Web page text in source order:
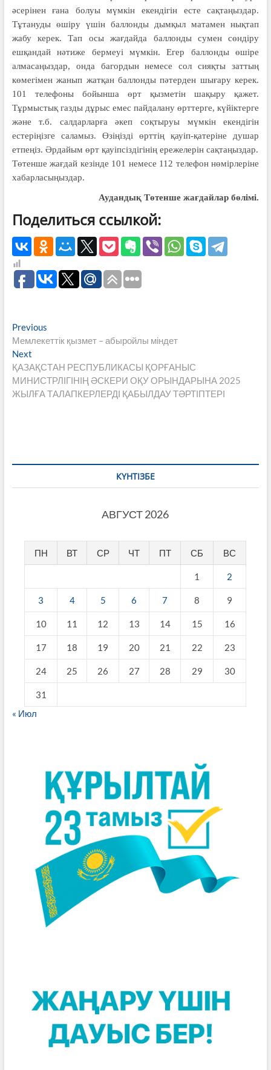
әсерінен ғана болуы мүмкін екендігін есте сақта­ңыздар.
Тұтануды өшіру үшін баллонды дымқыл матамен нықтап
жабу керек. Тап осы жағдайда баллонды сумен сөндіру
ешқандай нәтиже бермеуі мүмкін. Егер баллонды өшіре
алмасаңыздар, онда багордын немесе сол сияқты заттың
көмегімен жанып жатқан баллонды пәтерден шығару керек.
101 телефоны бойынша өрт қызметін шақыру қажет.
Тұрмыстық газды дұрыс емес пайдалану өрттерге, күйіктерге
және т.б. салдарларға әкеп соқтыруы мүмкін екендігін
естеріңізге саламыз. Өзіңізді өрттің қауіп-қате­рі­не душар
етпеңіз. Әрдайым өрт қауіпсіздігінің ережелерін сақтаңыздар.
Төтенше жағдай кезінде 101 немесе 112 телефон нөмірлеріне
хабарласы­ңыздар.
Аудандық Төтеншежағдайлар бөлімі.
Поделиться ссылкой:
Навигация
по
записям
PreviousPrevious
post:
Мемлекеттік қызмет – абыройлы міндет
NextNext
post:
ҚАЗАҚСТАН РЕСПУБЛИКАСЫ ҚОРҒАНЫС
МИНИСТРЛІГІНІҢ ӘСКЕРИ ОҚУ ОРЫНДАРЫНА 2025
ЖЫЛҒА ТАЛАПКЕРЛЕРДІ ҚАБЫЛДАУ ТӘРТІПТЕРІ
КҮНТІЗБЕ
АВГУСТ 2026
ПН ВТ СР ЧТ ПТ СБ ВС
1 2
3 4 5 6 7 8 9
10 11 12 13 14 15 16
17 18 19 20 21 22 23
24 25 26 27 28 29 30
31
« Июл